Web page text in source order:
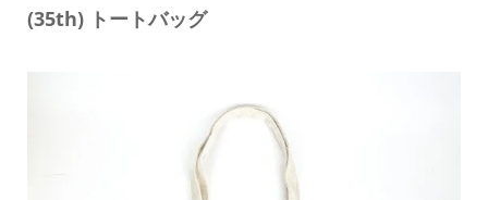
(35th) トートバッグ